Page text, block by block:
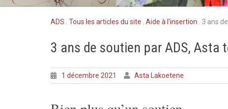
ADS Tous les articles du site Aide à l'insertion 3 ans
3 ans de soutien par ADS, Asta
1 décembre 2021 Asta Lakoetene